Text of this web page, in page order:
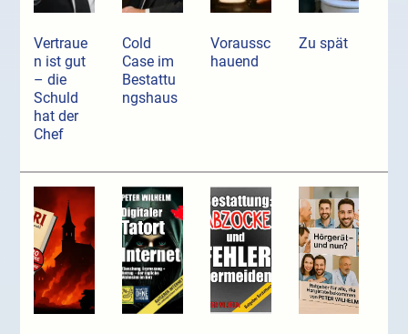
Vertraue
n ist gut
– die
Schuld
hat der
Chef
Cold
Case im
Bestattu
ngshaus
Voraussc
hauend
Zu spät